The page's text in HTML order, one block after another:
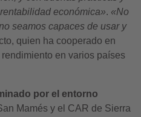
económica». «No
seamos capaces de usar y
quien ha cooperado en
en varios países
por el entorno
Mamés y el CAR de Sierra